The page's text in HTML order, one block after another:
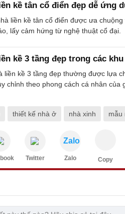
kề tân cổ điển đẹp dễ ứng
liền kề tân cổ điển được ưa
lấy cảm hứng từ nghệ thuật cổ đại.
kề 3 tầng đẹp trong các
liền kề 3 tầng đẹp thường được lựa
chỉnh theo phong cách cá nhân của
thiết kế nhà ở nhà xinh mẫu
Twitter
Zalo
Zalo Copy